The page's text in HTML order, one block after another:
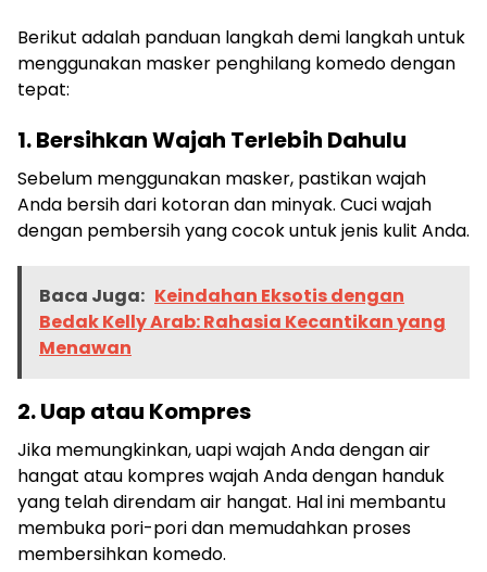
Berikut adalah panduan langkah demi langkah untuk
menggunakan masker penghilang komedo dengan
tepat:
1. Bersihkan Wajah Terlebih Dahulu
Sebelum menggunakan masker, pastikan wajah
Anda bersih dari kotoran dan minyak. Cuci wajah
dengan pembersih yang cocok untuk jenis kulit Anda.
Baca Juga: Keindahan Eksotis dengan
Bedak Kelly Arab: Rahasia Kecantikan yang
Menawan
2. Uap atau Kompres
Jika memungkinkan, uapi wajah Anda dengan air
hangat atau kompres wajah Anda dengan handuk
yang telah direndam air hangat. Hal ini membantu
membuka pori-pori dan memudahkan proses
membersihkan komedo.